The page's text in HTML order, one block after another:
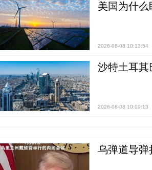
美国为什
2026-08-08 10:13:54
沙特土耳其
2026-08-08 10:09:13
乌弹道导弹